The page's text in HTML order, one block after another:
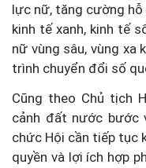
lực nữ, tăng cường
kinh tế xanh, kinh tế
nữ vùng sâu, vùng xa
trình chuyển đổi số
Cũng theo Chủ tịch
cảnh đất nước bước
chức Hội cần tiếp tục
quyền và lợi ích hợp